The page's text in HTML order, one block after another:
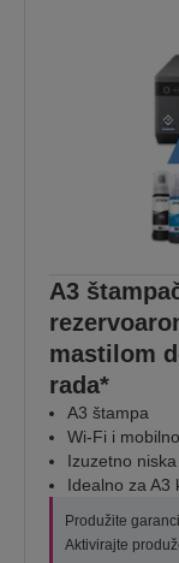
A3
mastilom
rada*
A3 štampa
Wi-Fi i
Izuzetno
Idealno za A3
Produžite
Aktivirajte